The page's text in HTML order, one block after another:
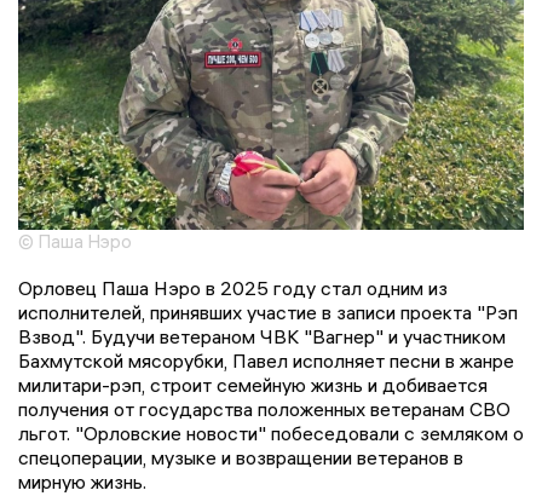
© Паша Нэро
Орловец Паша Нэро в 2025 году стал одним из
исполнителей, принявших участие в записи проекта "Рэп
Взвод". Будучи ветераном ЧВК "Вагнер" и участником
Бахмутской мясорубки, Павел исполняет песни в жанре
милитари-рэп, строит семейную жизнь и добивается
получения от государства положенных ветеранам СВО
льгот. "Орловские новости" побеседовали с земляком о
спецоперации, музыке и возвращении ветеранов в
мирную жизнь.